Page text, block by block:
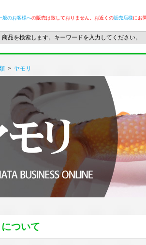
般のお客様への販売は致しておりません。お近くの販売店様にお
> ヤモリ
ついて